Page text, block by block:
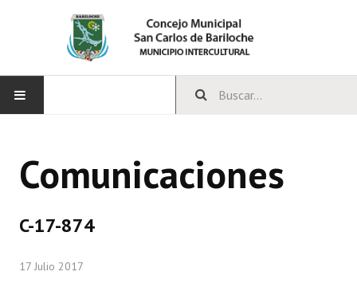
CONCEJO
Comunicaciones
C-17-874
17 Julio 2017